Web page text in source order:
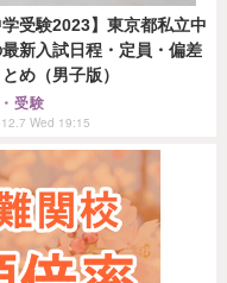
学受験2023】東京都私立中
新入試日程・定員・偏差
め（男子版）
受験
Wed 19:15